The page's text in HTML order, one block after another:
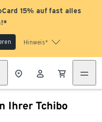
15% auf fast alles
Hinweis*
Ihrer Tchibo